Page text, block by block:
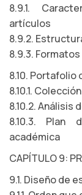
8.9.1.
artículos
8.9.2.
8.9.3.
8.10.
8.10.1.
8.10.2.
8.10.3. Plan
académica
CAPÍTULO 9:
9.1. Diseño de